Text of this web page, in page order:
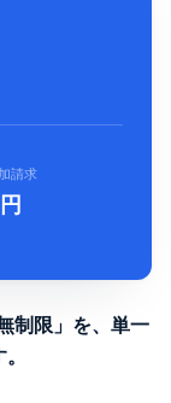
請求
限」を、 単一